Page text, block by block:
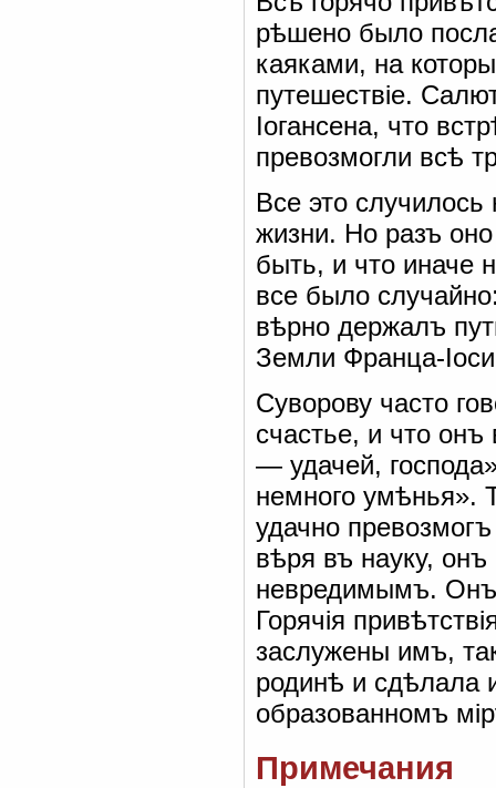
рѣшено было
каяками, на
путешествіе.
Іогансена, что
превозмогли всѣ
Все это
жизни. Но разъ
быть, и что иначе
все было
вѣрно держалъ
Земли Франца-
Суворову часто
счастье, и что
— удачей,
немного умѣнья».
удачно
вѣря въ науку,
невредимымъ. Онъ
Горячія
заслужены имъ,
родинѣ и сдѣлала
образованномъ
Примечания